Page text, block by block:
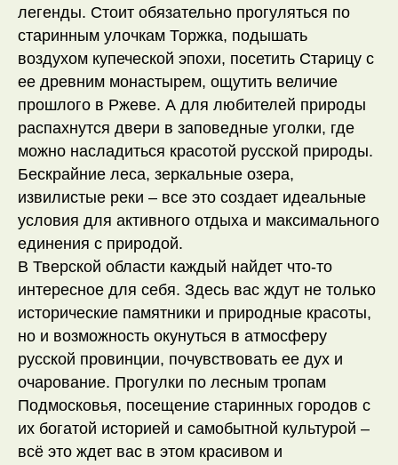
легенды. Стоит обязательно прогуляться по
старинным улочкам Торжка, подышать
воздухом купеческой эпохи, посетить Старицу с
ее древним монастырем, ощутить величие
прошлого в Ржеве. А для любителей природы
распахнутся двери в заповедные уголки, где
можно насладиться красотой русской природы.
Бескрайние леса, зеркальные озера,
извилистые реки – все это создает идеальные
условия для активного отдыха и максимального
единения с природой.
В Тверской области каждый найдет что-то
интересное для себя. Здесь вас ждут не только
исторические памятники и природные красоты,
но и возможность окунуться в атмосферу
русской провинции, почувствовать ее дух и
очарование. Прогулки по лесным тропам
Подмосковья, посещение старинных городов с
их богатой историей и самобытной культурой –
всё это ждет вас в этом красивом и